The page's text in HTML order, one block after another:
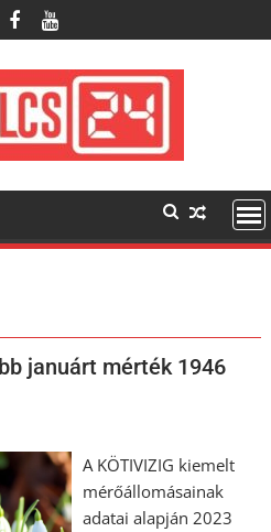
januárt mérték 1946
A KÖTIVIZIG kiemelt
mérőállomásainak
adatai alapján 2023